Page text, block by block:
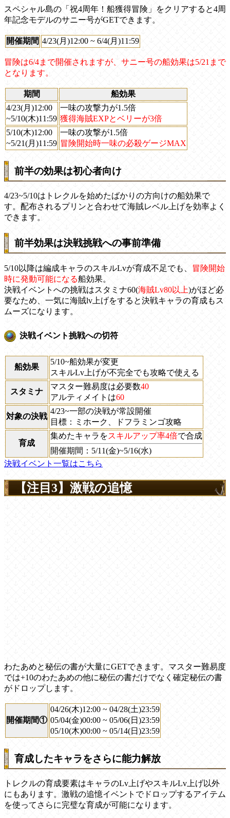
スペシャル島の「祝4周年！船獲得冒険」をクリアすると4周
年記念モデルのサニー号がGETできます。
開催期間 4/23(月)12:00 ~ 6/4(月)11:59
冒険は6/4まで開催されますが、サニー号の船効果は5/21まで
となります。
期間
船効果
4/23(月)12:00
~5/10(木)11:59
一味の攻撃力が1.5倍
獲得海賊EXPとベリーが3倍
5/10(木)12:00
~5/21(月)11:59
一味の攻撃が1.5倍
冒険開始時一味の必殺ゲージMAX
前半の効果は初心者向け
4/23~5/10はトレクルを始めたばかりの方向けの船効果で
す。配布されるプリンと合わせて海賊レベル上げを効率よく
できます。
前半効果は決戦挑戦への事前準備
5/10以降は編成キャラのスキルLvが育成不足でも、
冒険開始
時に発動可能になる船効果。
決戦イベントへの挑戦はスタミナ60(海賊Lv80以上)がほど必
要なため、一気に海賊lv上げをすると決戦キャラの育成もス
ムーズになります。
決戦イベント挑戦への切符
船効果
5/10~船効果が変更
スキルLv上げが不完全でも攻略で使える
スタミナ
マスター難易度は必要数40
アルティメイトは60
対象の決戦
4/23~一部の決戦が常設開催
目標：ミホーク、ドフラミンゴ攻略
育成
集めたキャラをスキルアップ率4倍で合成
開催期間：5/11(金)~5/16(水)
決戦イベント一覧はこちら
【注目3】激戦の追憶
わたあめと秘伝の書が大量にGETできます。マスター難易度
では+10のわたあめの他に秘伝の書だけでなく確定秘伝の書
がドロップします。
開催期間①
04/26(木)12:00 ~ 04/28(土)23:59
05/04(金)00:00 ~ 05/06(日)23:59
05/10(木)00:00 ~ 05/14(日)23:59
育成したキャラをさらに能力解放
トレクルの育成要素はキャラのLv上げやスキルLv上げ以外
にもあります。激戦の追憶イベントでドロップするアイテム
を使ってさらに完璧な育成が可能になります。